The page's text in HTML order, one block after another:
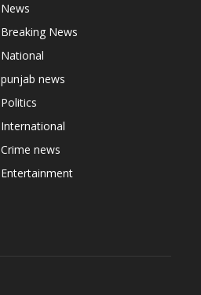
News
Breaking News
National
punjab news
Politics
International
Crime news
Entertainment